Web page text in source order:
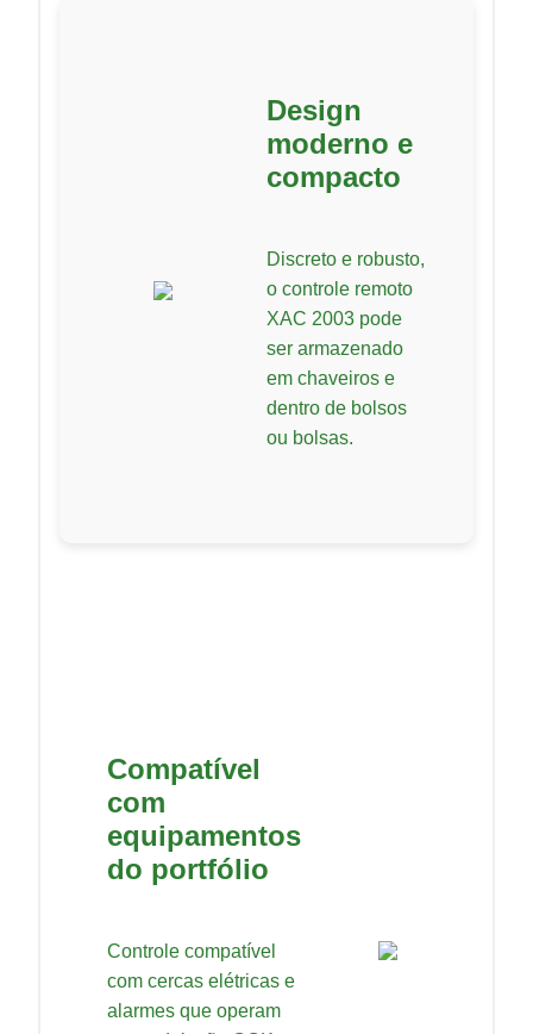
Design
moderno e
compacto
Discreto e robusto,
o controle remoto
XAC 2003 pode
ser armazenado
em chaveiros e
dentro de bolsos
ou bolsas.
Compatível
com
equipamentos
do portfólio
Controle compatível
com cercas elétricas e
alarmes que operam